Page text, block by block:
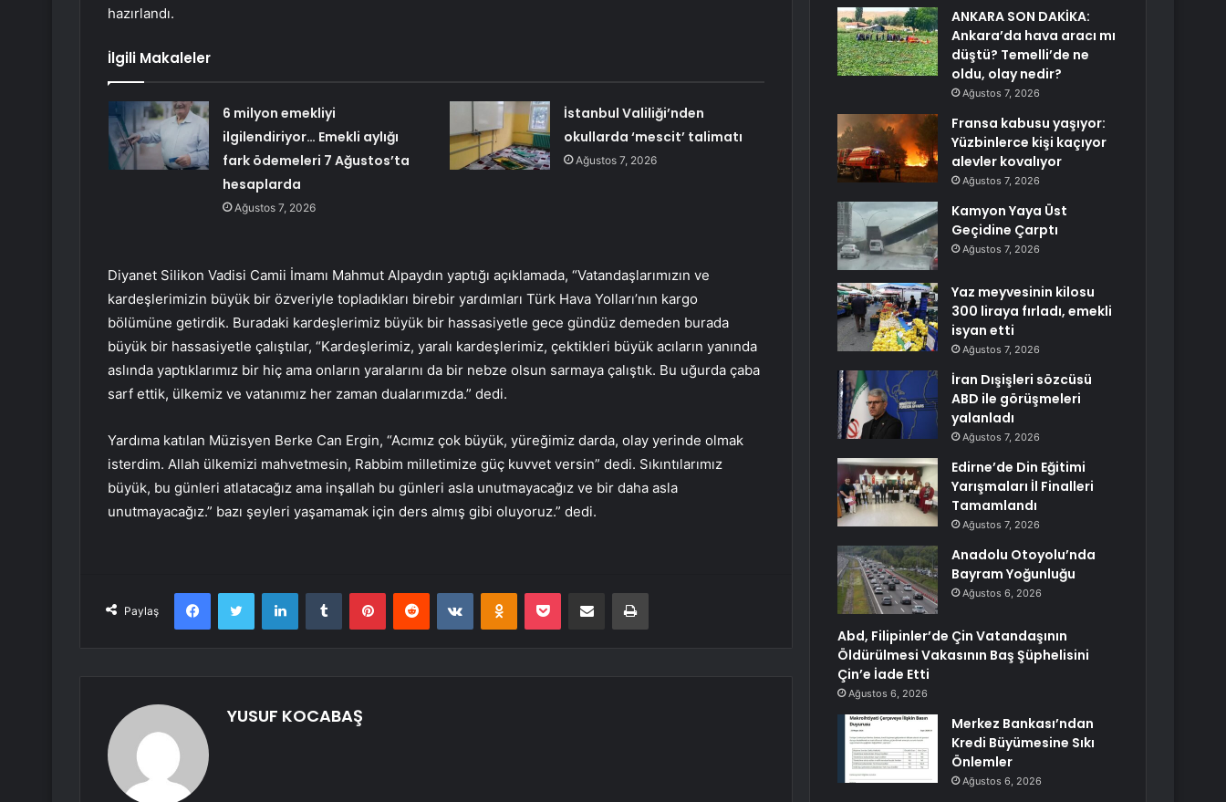
hazırlandı.
İlgili Makaleler
6 milyon emekliyi
ilgilendiriyor… Emekli aylığı
fark ödemeleri 7 Ağustos’ta
hesaplarda
Ağustos 7, 2026
İstanbul Valiliği’nden
okullarda ‘mescit’ talimatı
Ağustos 7, 2026
Diyanet Silikon Vadisi Camii İmamı Mahmut Alpaydın yaptığı açıklamada, “Vatandaşlarımızın ve
kardeşlerimizin büyük bir özveriyle topladıkları birebir yardımları Türk Hava Yolları’nın kargo
bölümüne getirdik. Buradaki kardeşlerimiz büyük bir hassasiyetle gece gündüz demeden burada
büyük bir hassasiyetle çalıştılar, “Kardeşlerimiz, yaralı kardeşlerimiz, çektikleri büyük acıların yanında
aslında yaptıklarımız bir hiç ama onların yaralarını da bir nebze olsun sarmaya çalıştık. Bu uğurda çaba
sarf ettik, ülkemiz ve vatanımız her zaman dualarımızda.” dedi.
Yardıma katılan Müzisyen Berke Can Ergin, “Acımız çok büyük, yüreğimiz darda, olay yerinde olmak
isterdim. Allah ülkemizi mahvetmesin, Rabbim milletimize güç kuvvet versin” dedi. Sıkıntılarımız
büyük, bu günleri atlatacağız ama inşallah bu günleri asla unutmayacağız ve bir daha asla
unutmayacağız.” bazı şeyleri yaşamamak için ders almış gibi oluyoruz.” dedi.
Paylaş
FacebookTwitter LinkedInTumblr PinterestReddit VKontakteOdnoklassniki
Pocket E-Posta ile paylaş Yazdır
YUSUF KOCABAŞ
ANKARA SON DAKİKA:
Ankara’da hava aracı mı
düştü? Temelli’de ne
oldu, olay nedir?
Ağustos 7, 2026
Fransa kabusu yaşıyor:
Yüzbinlerce kişi kaçıyor
alevler kovalıyor
Ağustos 7, 2026
Kamyon Yaya Üst
Geçidine Çarptı
Ağustos 7, 2026
Yaz meyvesinin kilosu
300 liraya fırladı, emekli
isyan etti
Ağustos 7, 2026
İran Dışişleri sözcüsü
ABD ile görüşmeleri
yalanladı
Ağustos 7, 2026
Edirne’de Din Eğitimi
Yarışmaları İl Finalleri
Tamamlandı
Ağustos 7, 2026
Anadolu Otoyolu’nda
Bayram Yoğunluğu
Ağustos 6, 2026
Abd, Filipinler’de Çin Vatandaşının
Öldürülmesi Vakasının Baş Şüphelisini
Çin’e İade Etti
Ağustos 6, 2026
Merkez Bankası’ndan
Kredi Büyümesine Sıkı
Önlemler
Ağustos 6, 2026